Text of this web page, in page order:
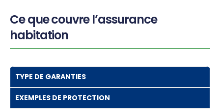
Ce que couvre l’assurance
habitation
TYPE DE GARANTIES
EXEMPLES DE PROTECTION